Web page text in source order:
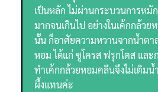
เป็นหลัก ไม่ผ่านกระบวนการหมั
มากจนเกินไป อย่างในเค้กกล้วย
นั้น ก็อาศัยความหวานจากน้ำตา
หอม ได้แก่ ซูโครส ฟรุกโตส และ
ทำเค้กกล้วยหอมคลีนจึงไม่เติมน้
ผึ้งแทนค่ะ